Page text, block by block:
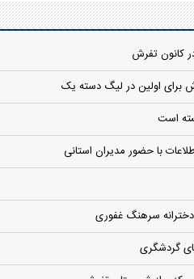
کانون تفرش
برای اولین در لیگ دسته یک
است
با حضور مدیران استانی
سرهنگ غفوری
گردشگری